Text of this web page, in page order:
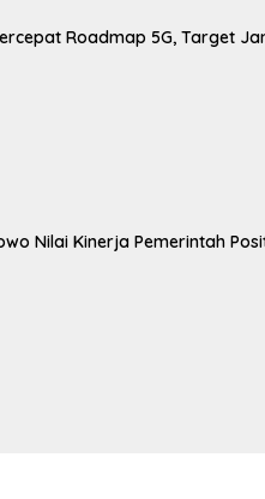
Roadmap 5G, Target
Nilai Kinerja Pemerintah